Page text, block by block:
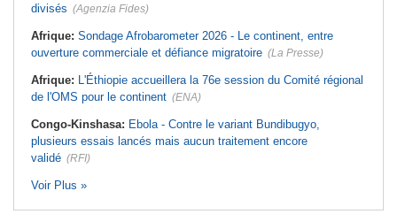
divisés (Agenzia Fides)
Afrique: Sondage Afrobarometer 2026 - Le continent, entre
ouverture commerciale et défiance migratoire (La Presse)
Afrique: L'Éthiopie accueillera la 76e session du Comité régional
de l'OMS pour le continent (ENA)
Congo-Kinshasa: Ebola - Contre le variant Bundibugyo,
plusieurs essais lancés mais aucun traitement encore
validé (RFI)
Voir Plus »